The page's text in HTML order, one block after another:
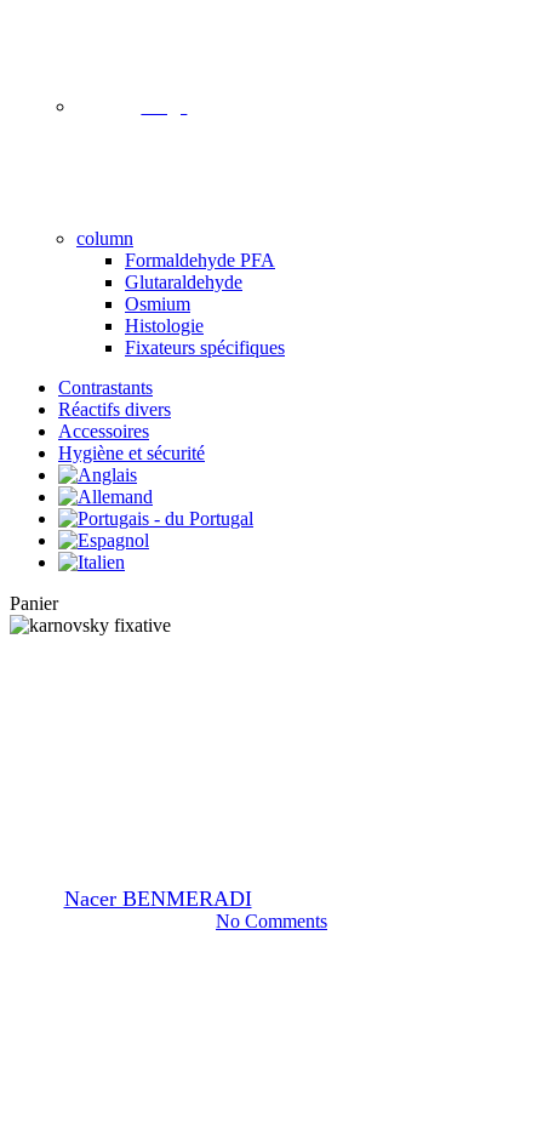
column
Formaldehyde PFA
Glutaraldehyde
Osmium
Histologie
Fixateurs spécifiques
Contrastants
Réactifs divers
Accessoires
Hygiène et sécurité
PanierClose
Cart
Nacer BENMERADI18 février 2024
No Comments